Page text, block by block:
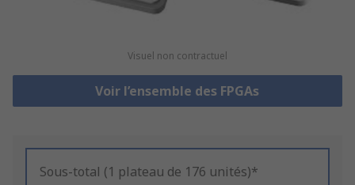
Visuel non contractuel
Voir l’ensemble des FPGAs
Sous-total (1 plateau de 176 unités)*